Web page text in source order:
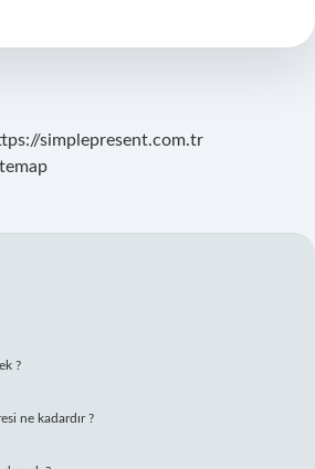
simplepresent.com.tr
?
ne kadardır ?